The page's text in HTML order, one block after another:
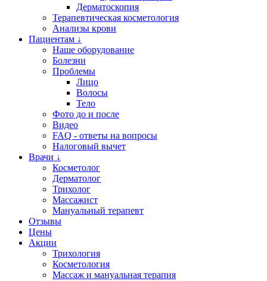
Дерматоскопия
Терапевтическая косметология
Анализы крови
Пациентам ↓
Наше оборудование
Болезни
Проблемы
Лицо
Волосы
Тело
Фото до и после
Видео
FAQ - ответы на вопросы
Налоговый вычет
Врачи ↓
Косметолог
Дерматолог
Трихолог
Массажист
Мануальный терапевт
Отзывы
Цены
Акции
Трихология
Косметология
Массаж и мануальная терапия